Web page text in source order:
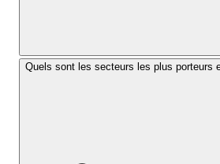
Quels sont les secteurs les plus porteurs